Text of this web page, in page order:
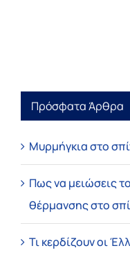
Πρόσφατα Άρθρα
Μυρμήγκια στο
Πως να μειώσεις
θέρμανσης στο
Τι κερδίζουν οι